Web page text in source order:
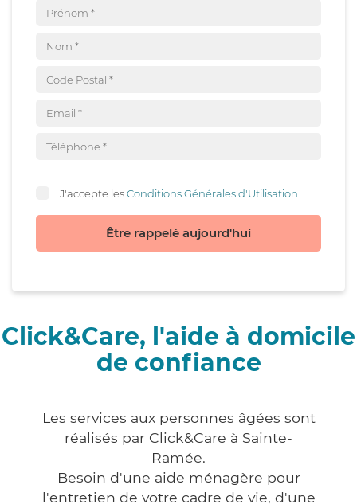
J'accepte lesConditions Générales d'Utilisation
Être rappelé aujourd'hui
Click&Care, l'aide à domicile
de confiance
Les services aux personnes âgées sont
réalisés par Click&Care à Sainte-
Ramée.
Besoin d'une aide ménagère pour
l'entretien de votre cadre de vie, d'une